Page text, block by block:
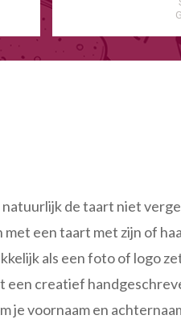
de taart niet
een taart met zijn of
als een foto of logo
creatief
je voornaam en